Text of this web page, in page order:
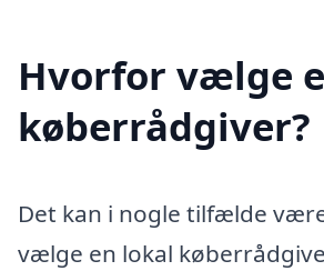
Hvorfor vælge
køberrådgiver?
Det kan i nogle tilfælde
vælge en lokal